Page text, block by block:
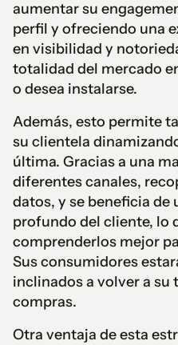
aumentar su
perfil y ofreciendo una
en visibilidad y
totalidad del mercado
o desea instalarse.
Además, esto permite
su clientela
última. Gracias a una
diferentes canales,
datos, y se beneficia
profundo del cliente, lo
comprenderlos mejor
Sus consumidores
inclinados a volver a su
compras.
Otra ventaja de esta